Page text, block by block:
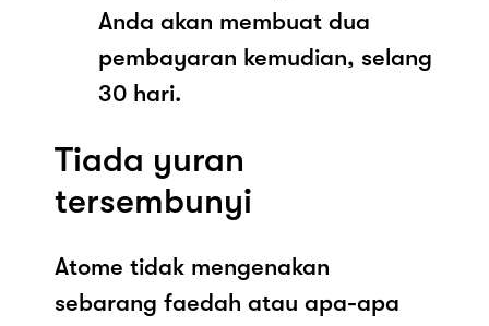
Anda akan membuat dua
pembayaran kemudian, selang
30 hari.
Tiada yuran
tersembunyi
Atome tidak mengenakan
sebarang faedah atau apa-apa